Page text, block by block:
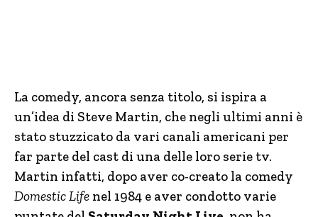
La comedy, ancora senza titolo, si ispira a
un’idea di Steve Martin, che negli ultimi anni è
stato stuzzicato da vari canali americani per
far parte del cast di una delle loro serie tv.
Martin infatti, dopo aver co-creato la comedy
Domestic Life nel 1984 e aver condotto varie